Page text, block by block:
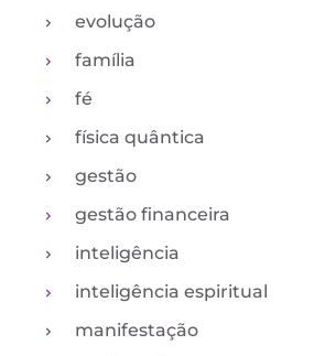
evolução
família
fé
física quântica
gestão
gestão financeira
inteligência
inteligência espiritual
manifestação